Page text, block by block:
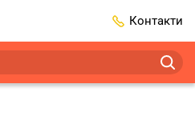
Контакти